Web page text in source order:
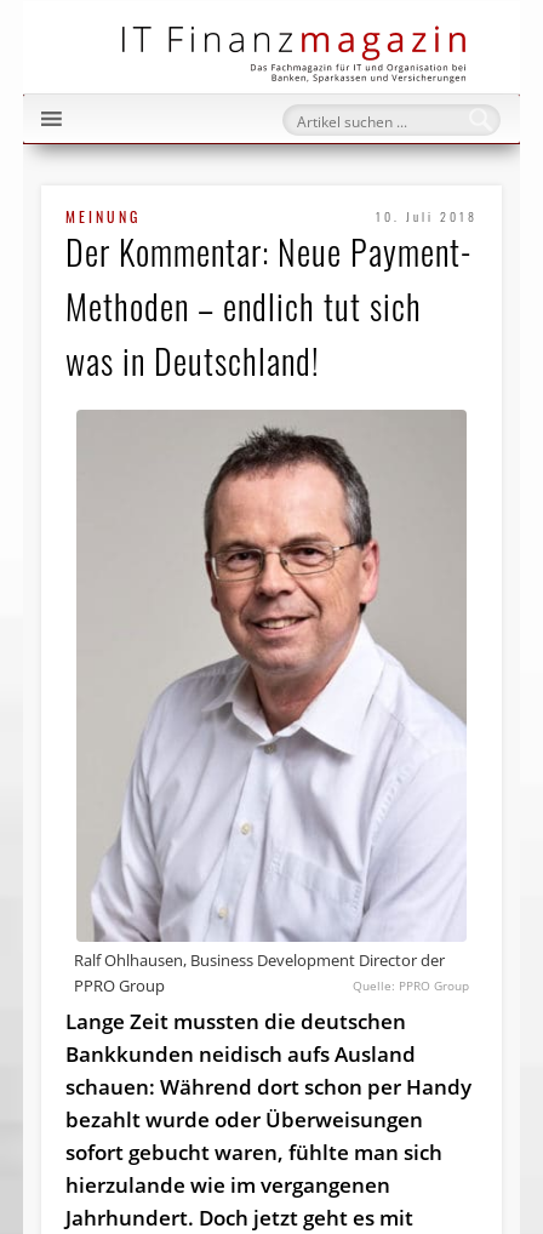
MEINUNG 10. Juli 2018
Der Kommentar: Neue Payment-
Methoden – endlich tut sich
was in Deutschland!
Ralf Ohlhausen, Business Development Director der
PPRO Group
PPRO Group
Lange Zeit mussten die deutschen
Bankkunden neidisch aufs Ausland
schauen: Während dort schon per Handy
bezahlt wurde oder Überweisungen
sofort gebucht waren, fühlte man sich
hierzulande wie im vergangenen
Jahrhundert. Doch jetzt geht es mit